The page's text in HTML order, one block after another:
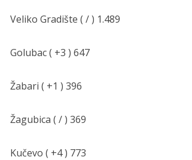
Veliko Gradište ( / ) 1.489
Golubac ( +3 ) 647
Žabari ( +1 ) 396
Žagubica ( / ) 369
Kučevo ( +4 ) 773